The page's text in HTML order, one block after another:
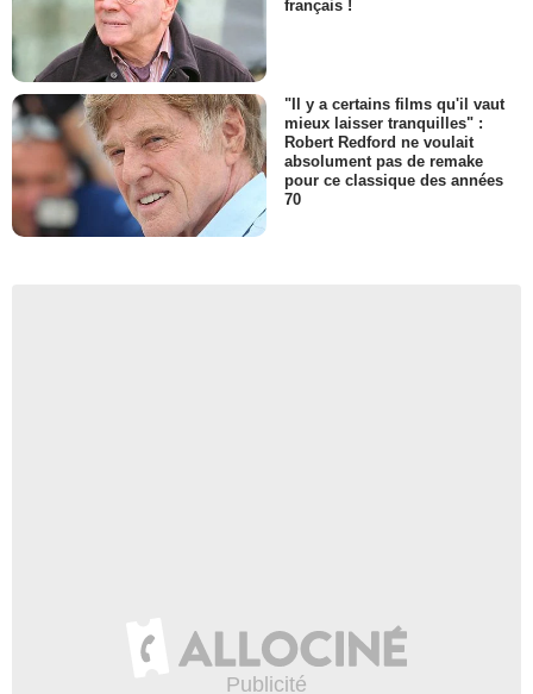
français !
"Il y a certains films qu'il vaut
mieux laisser tranquilles" :
Robert Redford ne voulait
absolument pas de remake
pour ce classique des années
70